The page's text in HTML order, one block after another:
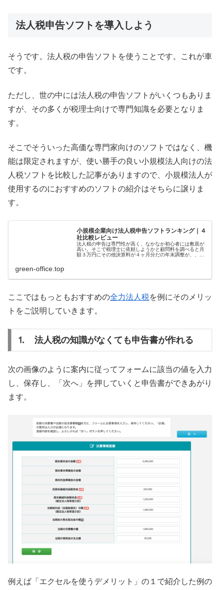
法人税申告ソフトを導入しよう
そうです。法人税の申告ソフトを使うことです。これが車
です。
ただし、世の中には法人税の申告ソフトがいくつもありま
すが、その多くが税理士向けで専門知識を必要となりま
す。
そこでそういった高価な専門家向けのソフトではなく、機
能は限定されますが、使い勝手の良い小規模法人向けの法
人税ソフトを比較した記事がありますので、小規模法人が
使用するのにおすすめのソフトの紹介はそちらに譲りま
す。
小規模企業向け法人税申告ソフトランキング｜４
社比較レビュー
法人税の申告は専門性が高く、なかなか初心者には敷居が
高い。そこで税理士に依頼しようかと顧問料を調べると月
額３万円にその他決算料が４ヶ月分だの年末調整が、、、
green-office.top
ここではもっともおすすめの全力法人税を例にそのメリッ
トをご説明していきます。
⒈ 法人税の知識がなくても申告書が作れる
次の画像のように案内に従ってフォームに該当の値を入力
し、保存し、「次へ」を押していくと申告書ができあがり
ます。
例えば「エクセルを使うデメリット」の１で紹介した例の